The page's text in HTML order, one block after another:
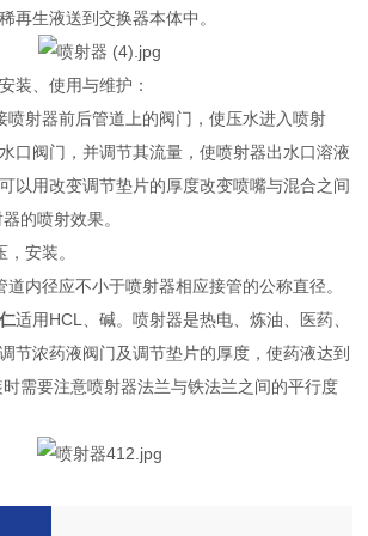
再生液送到交换器本体中。
装、使用与维护：
喷射器前后管道上的阀门，使压水进入喷射
口阀门，并调节其流量，使喷射器出水口溶液
以用改变调节垫片的厚度改变喷嘴与混合之间
的喷射效果。
安装。
内径应不小于喷射器相应接管的公称直径。
适用HCL、碱。喷射器是热电、炼油、医药、
节浓药液阀门及调节垫片的厚度，使药液达到
需要注意喷射器法兰与铁法兰之间的平行度